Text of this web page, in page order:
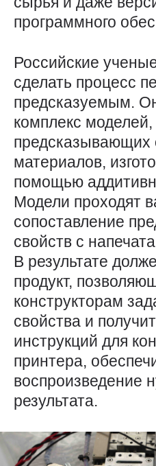
программного
Российские
сделать процесс
предсказуемым.
комплекс моделей,
предсказывающих
материалов,
помощью
Модели проходят
сопоставление
свойств с
В результате
продукт,
конструкторам
свойства и
инструкций для
принтера,
воспроизведение
результата.